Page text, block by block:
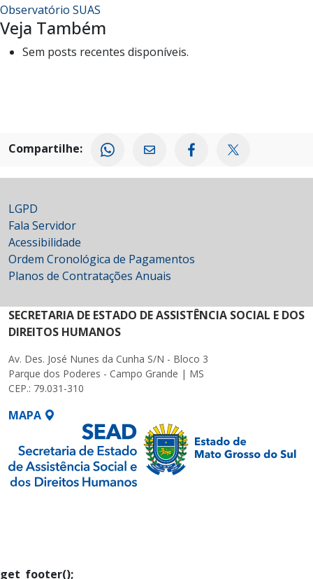
Observatório SUAS
Veja Também
Sem posts recentes disponíveis.
Compartilhe:
LGPD
Fala Servidor
Acessibilidade
Ordem Cronológica de Pagamentos
Planos de Contratações Anuais
SECRETARIA DE ESTADO DE ASSISTÊNCIA SOCIAL E DOS
DIREITOS HUMANOS
Av. Des. José Nunes da Cunha S/N - Bloco 3
Parque dos Poderes - Campo Grande | MS
CEP.: 79.031-310
MAPA
get_footer();